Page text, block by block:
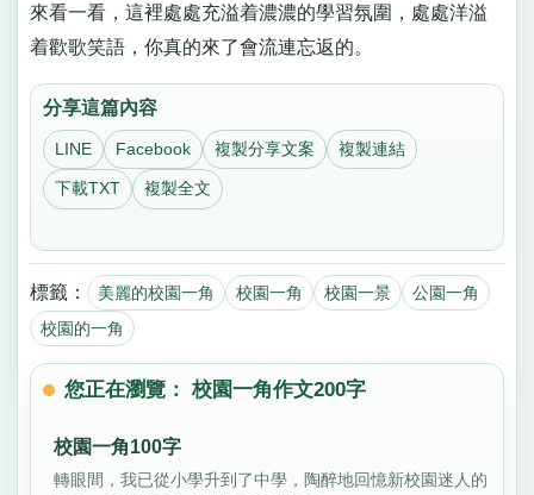
來看一看，這裡處處充溢着濃濃的學習氛圍，處處洋溢
着歡歌笑語，你真的來了會流連忘返的。
分享這篇內容
LINE Facebook 複製分享文案 複製連結
下載TXT 複製全文
標籤： 美麗的校園一角 校園一角 校園一景
公園一角
校園的一角
您正在瀏覽： 校園一角作文200字
校園一角100字
轉眼間，我已從小學升到了中學，陶醉地回憶新校園迷人的